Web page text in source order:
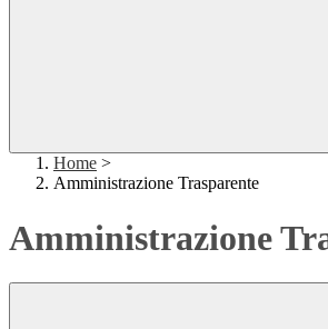
Home >
Amministrazione Trasparente
Amministrazione